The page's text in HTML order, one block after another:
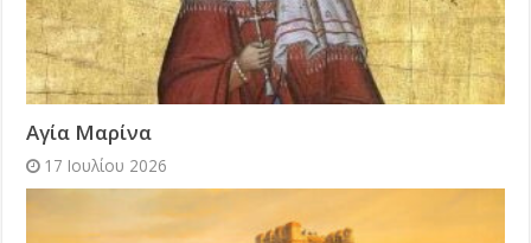
Αγία Μαρίνα
17 Ιουλίου 2026